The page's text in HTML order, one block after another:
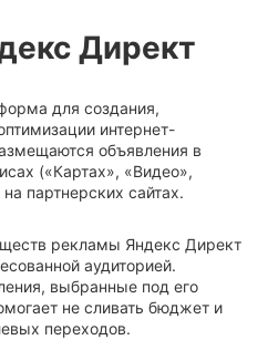
Директ
для создания,
интернет-
объявления в
(«Картах», «Видео»,
партнерских сайтах.
рекламы Яндекс Директ
аудиторией.
выбранные под его
не сливать бюджет и
переходов.